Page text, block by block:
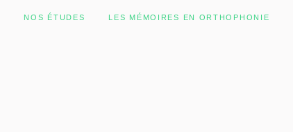
NOS ÉTUDES LES MÉMOIRES EN ORTHOPHONIE